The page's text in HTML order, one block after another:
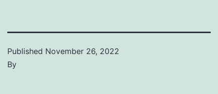
Published November 26, 2022
By